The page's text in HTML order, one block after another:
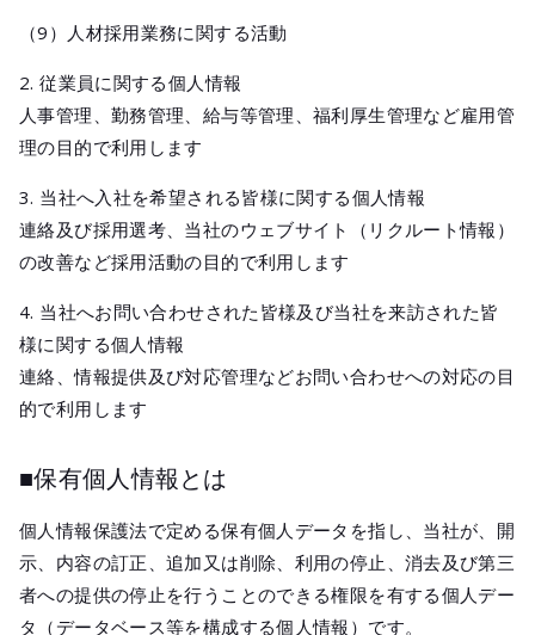
（9）人材採用業務に関する活動
2. 従業員に関する個人情報
人事管理、勤務管理、給与等管理、福利厚生管理など雇用管
理の目的で利用します
3. 当社へ入社を希望される皆様に関する個人情報
連絡及び採用選考、当社のウェブサイト（リクルート情報）
の改善など採用活動の目的で利用します
4. 当社へお問い合わせされた皆様及び当社を来訪された皆
様に関する個人情報
連絡、情報提供及び対応管理などお問い合わせへの対応の目
的で利用します
■保有個人情報とは
個人情報保護法で定める保有個人データを指し、当社が、開
示、内容の訂正、追加又は削除、利用の停止、消去及び第三
者への提供の停止を行うことのできる権限を有する個人デー
タ（データベース等を構成する個人情報）です。